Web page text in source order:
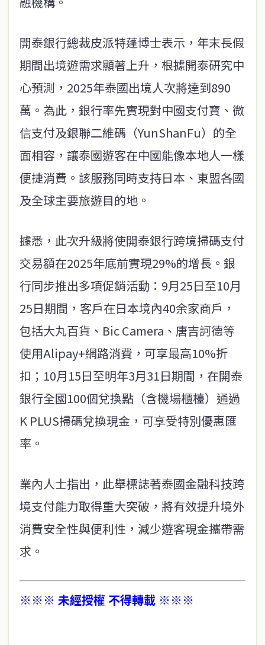
開泰銀行總裁皮派特蓬博士表示，年末長假
期間出境遊需求顯著上升，根據開泰研究中
心預測，2025年泰國出境人次將達到890
萬。為此，銀行率先實現對中國支付寶、微
信支付及銀聯二維碼（YunShanFu）的全
面相容，讓泰國遊客在中國能像本地人一樣
便捷消費。該服務同時支持日本、東盟各國
及全球主要旅遊目的地。
據悉，此次升級將使開泰銀行跨境掃碼支付
交易額在2025年底前實現29%的增長。銀
行同步推出多項促銷活動：9月25日至10月
25日期間，客戶在日本境內40余家商戶，
包括大丸百貨、Bic Camera、唐吉訶德等
使用Alipay+網路消費，可享最高10%折
扣；10月15日至明年3月31日期間，在開泰
銀行全國100個兌換點（含機場櫃檯）通過
K PLUS掃碼兌換現金，可享受特別優惠匯
率。
業內人士指出，此舉標誌著泰國金融科技跨
境支付能力取得重大突破，將有效提升境外
消費安全性與便利性，減少遊客現金攜帶需
求。
※※※ 未經授權 不得轉載 ※※※